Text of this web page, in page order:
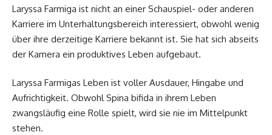
Laryssa Farmiga ist nicht an einer Schauspiel- oder anderen
Karriere im Unterhaltungsbereich interessiert, obwohl wenig
über ihre derzeitige Karriere bekannt ist. Sie hat sich abseits
der Kamera ein produktives Leben aufgebaut.
Laryssa Farmigas Leben ist voller Ausdauer, Hingabe und
Aufrichtigkeit. Obwohl Spina bifida in ihrem Leben
zwangsläufig eine Rolle spielt, wird sie nie im Mittelpunkt
stehen.